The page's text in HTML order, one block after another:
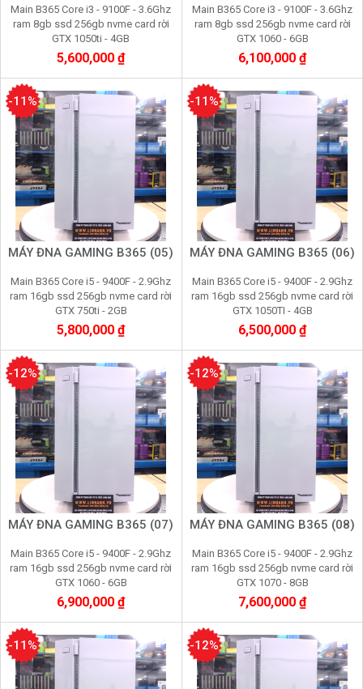
Main B365 Core i3 - 9100F - 3.6Ghz
ram 8gb ssd 256gb nvme card rời
GTX 1050ti - 4GB
5,600,000 ₫
Main B365 Core i3 - 9100F - 3.6Ghz
ram 8gb ssd 256gb nvme card rời
GTX 1060 - 6GB
6,100,000 ₫
MÁY ĐNA GAMING B365 (05)
Main B365 Core i5 - 9400F - 2.9Ghz
ram 16gb ssd 256gb nvme card rời
GTX 750ti - 2GB
5,800,000 ₫
-11%
MÁY ĐNA GAMING B365 (06)
Main B365 Core i5 - 9400F - 2.9Ghz
ram 16gb ssd 256gb nvme card rời
GTX 1050TI - 4GB
6,500,000 ₫
-11%
MÁY ĐNA GAMING B365 (07)
Main B365 Core i5 - 9400F - 2.9Ghz
ram 16gb ssd 256gb nvme card rời
GTX 1060 - 6GB
6,900,000 ₫
-12%
MÁY ĐNA GAMING B365 (08)
Main B365 Core i5 - 9400F - 2.9Ghz
ram 16gb ssd 256gb nvme card rời
GTX 1070 - 8GB
7,600,000 ₫
-12%
-11% -12%